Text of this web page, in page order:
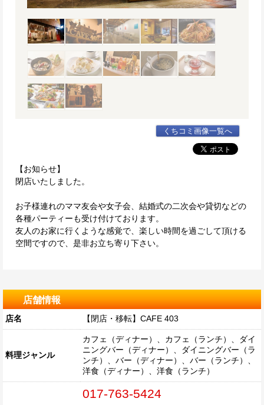
くちコミ画像一覧へ
【お知らせ】
閉店いたしました。
お子様連れのママ友会や女子会、結婚式の二次会や貸切などの
各種パーティーも受け付けております。
友人のお家に行くような感覚で、楽しい時間を過ごして頂ける
空間ですので、是非お立ち寄り下さい。
店舗情報
店名 【閉店・移転】CAFE 403
料理ジャンル
カフェ（ディナー）、カフェ（ランチ）、ダイ
ニングバー（ディナー）、ダイニングバー（ラ
ンチ）、バー（ディナー）、バー（ランチ）、
洋食（ディナー）、洋食（ランチ）
017-763-5424